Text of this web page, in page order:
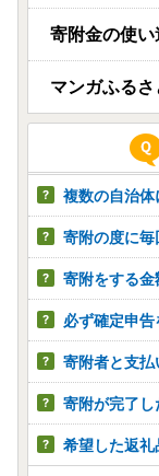
寄附金の使い
マンガふる
複数の自治体
寄附の度に
寄附をする金
必ず確定申
寄附者と支払
寄附が完了
希望した返礼